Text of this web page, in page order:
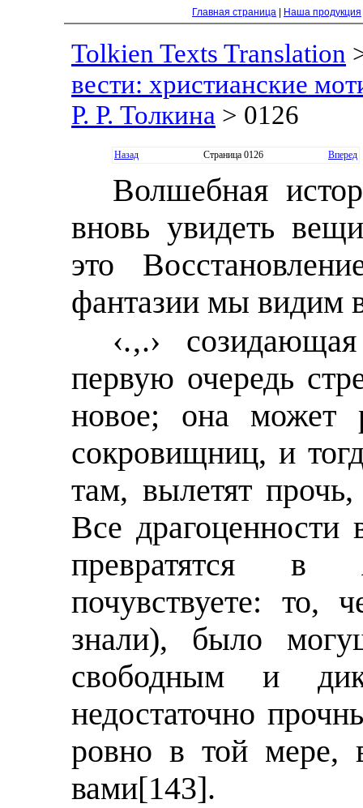
Главная страница Наша продукция
Tolkien Texts Translation
вести: христианские
Р. Р. Толкина > 0126
Назад Страница 0126 Вперед
Волшебная
вновь увидеть
это
фантазии мы видим
‹.‚.›
первую очередь
новое; она может
сокровищниц, и
там, вылетят
Все драгоценности
превратятся
почувствуете: то,
знали), было
свободным и
недостаточно
ровно в той мере,
вами[143].